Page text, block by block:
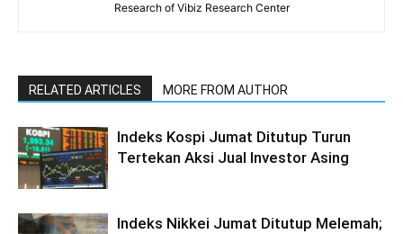
Research of Vibiz Research Center
RELATED ARTICLES MORE FROM AUTHOR
Indeks Kospi Jumat Ditutup Turun
Tertekan Aksi Jual Investor Asing
Indeks Nikkei Jumat Ditutup Melemah;